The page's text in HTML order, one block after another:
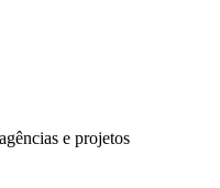
e projetos